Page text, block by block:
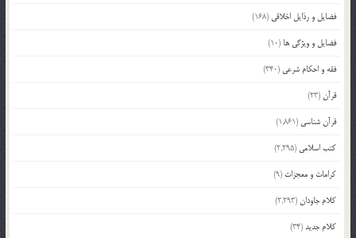
فضایل و رذایل اخلاقی (168)
فضایل و ویژگی ها (10)
فقه و احکام شرعی (340)
قرآن(23)
قرآن شناسی (1,861)
کتب اسلامی (2,295)
کرامات و معجزات (9)
کلام جاودان(2,293)
کلام جدید(34)